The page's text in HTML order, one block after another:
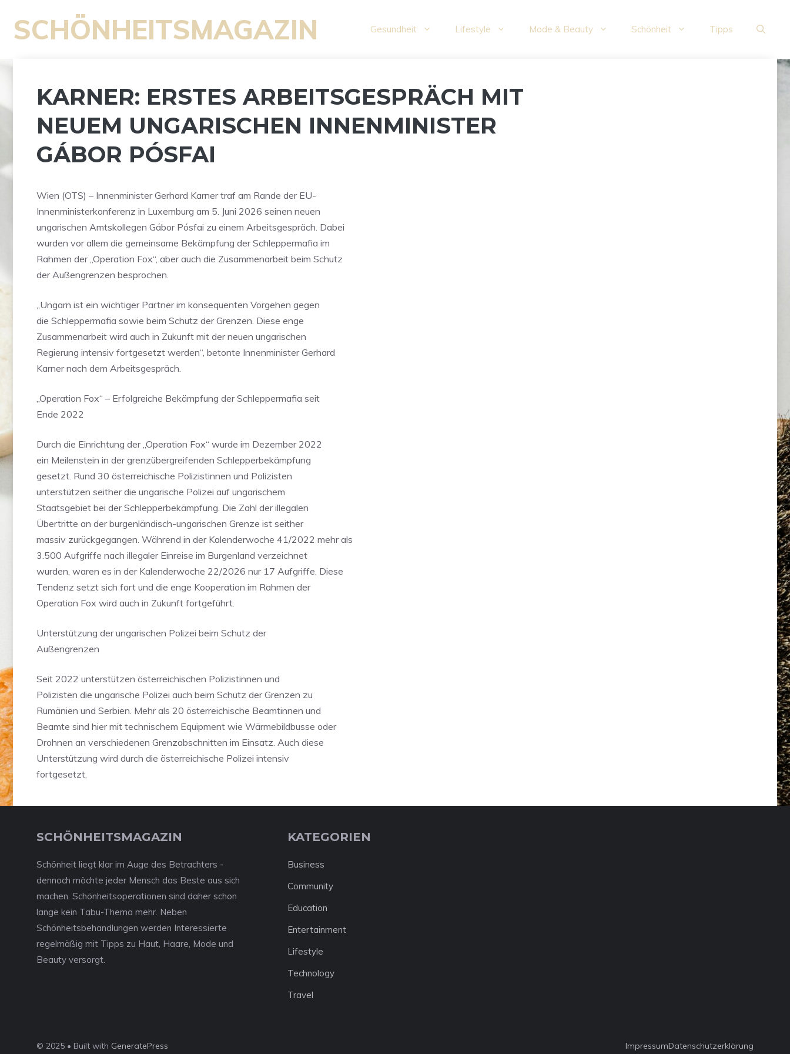
Inhalt
springen
SCHÖNHEITSMAGAZIN Gesundheit Lifestyle Mode & Beauty Schönheit Tipps
KARNER: ERSTES ARBEITSGESPRÄCH MIT
NEUEM UNGARISCHEN INNENMINISTER
GÁBOR PÓSFAI
Wien (OTS) – Innenminister Gerhard Karner traf am Rande der EU-
Innenministerkonferenz in Luxemburg am 5. Juni 2026 seinen neuen
ungarischen Amtskollegen Gábor Pósfai zu einem Arbeitsgespräch. Dabei
wurden vor allem die gemeinsame Bekämpfung der Schleppermafia im
Rahmen der „Operation Fox“, aber auch die Zusammenarbeit beim Schutz
der Außengrenzen besprochen.
„Ungarn ist ein wichtiger Partner im konsequenten Vorgehen gegen
die Schleppermafia sowie beim Schutz der Grenzen. Diese enge
Zusammenarbeit wird auch in Zukunft mit der neuen ungarischen
Regierung intensiv fortgesetzt werden“, betonte Innenminister Gerhard
Karner nach dem Arbeitsgespräch.
„Operation Fox“ – Erfolgreiche Bekämpfung der Schleppermafia seit
Ende 2022
Durch die Einrichtung der „Operation Fox“ wurde im Dezember 2022
ein Meilenstein in der grenzübergreifenden Schlepperbekämpfung
gesetzt. Rund 30 österreichische Polizistinnen und Polizisten
unterstützen seither die ungarische Polizei auf ungarischem
Staatsgebiet bei der Schlepperbekämpfung. Die Zahl der illegalen
Übertritte an der burgenländisch-ungarischen Grenze ist seither
massiv zurückgegangen. Während in der Kalenderwoche 41/2022 mehr als
3.500 Aufgriffe nach illegaler Einreise im Burgenland verzeichnet
wurden, waren es in der Kalenderwoche 22/2026 nur 17 Aufgriffe. Diese
Tendenz setzt sich fort und die enge Kooperation im Rahmen der
Operation Fox wird auch in Zukunft fortgeführt.
Unterstützung der ungarischen Polizei beim Schutz der
Außengrenzen
Seit 2022 unterstützen österreichischen Polizistinnen und
Polizisten die ungarische Polizei auch beim Schutz der Grenzen zu
Rumänien und Serbien. Mehr als 20 österreichische Beamtinnen und
Beamte sind hier mit technischem Equipment wie Wärmebildbusse oder
Drohnen an verschiedenen Grenzabschnitten im Einsatz. Auch diese
Unterstützung wird durch die österreichische Polizei intensiv
fortgesetzt.
SCHÖNHEITSMAGAZIN
Schönheit liegt klar im Auge des Betrachters -
dennoch möchte jeder Mensch das Beste aus sich
machen. Schönheitsoperationen sind daher schon
lange kein Tabu-Thema mehr. Neben
Schönheitsbehandlungen werden Interessierte
regelmäßig mit Tipps zu Haut, Haare, Mode und
Beauty versorgt.
KATEGORIEN
Business
Community
Education
Entertainment
Lifestyle
Technology
Travel
© 2025 • Built with GeneratePress ImpressumDatenschutzerklärung